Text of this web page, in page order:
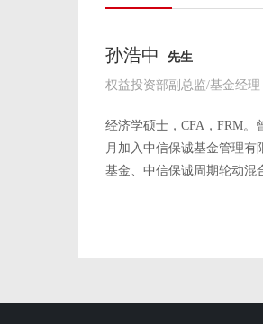
孙浩中 先生
权益投资部副总监/基金经理
经济学硕士，CFA，FRM
月加入中信保诚基金管理
基金、中信保诚周期轮动混